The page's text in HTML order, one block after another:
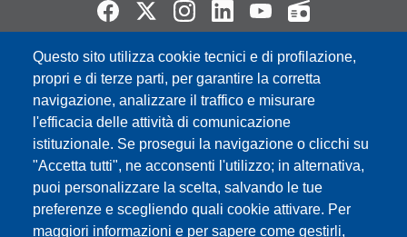
Questo sito utilizza cookie tecnici e di profilazione,
propri e di terze parti, per garantire la corretta
navigazione, analizzare il traffico e misurare
l'efficacia delle attività di comunicazione
istituzionale. Se prosegui la navigazione o clicchi su
"Accetta tutti", ne acconsenti l'utilizzo; in alternativa,
puoi personalizzare la scelta, salvando le tue
preferenze e scegliendo quali cookie attivare. Per
maggiori informazioni e per sapere come gestirli,
Partita IVA: 00427620364
e-mail: urp@unimore.it
PEC: primo contatto: urp@pec.unimore.it
Indirizzo ReGIndE per notifica Atti Processuali:
direzionelegale@pec.unimore.it
Sede di Modena: Via Università 4, 41121 Modena, Tel. 059
2056511 - Fax 059 245156